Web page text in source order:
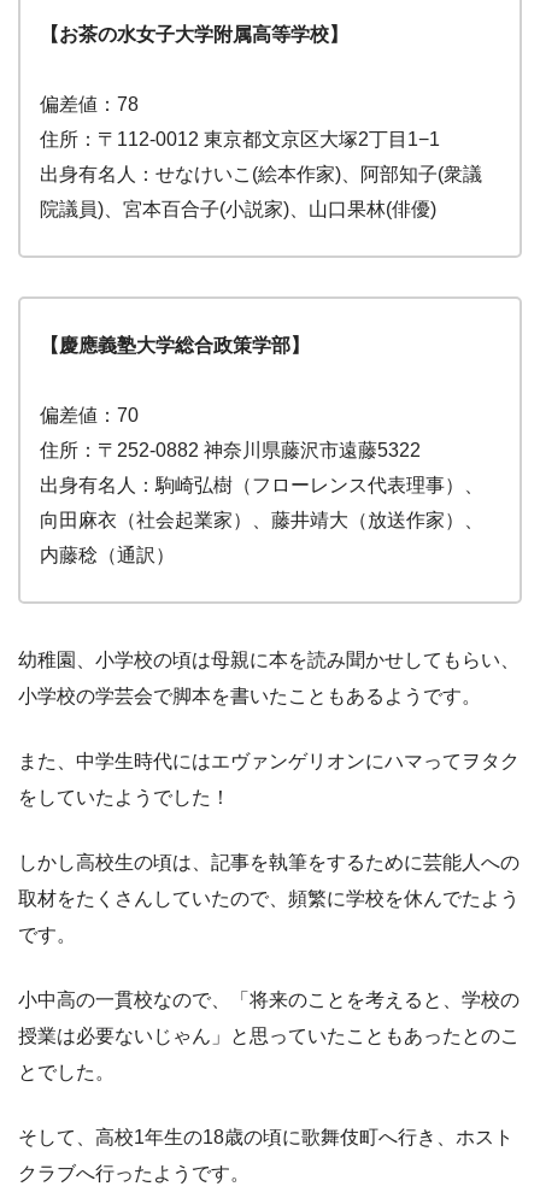
【お茶の水女子大学附属高等学校】
偏差値：78
住所：〒112-0012 東京都文京区大塚2丁目1−1
出身有名人：せなけいこ(絵本作家)、阿部知子(衆議
院議員)、宮本百合子(小説家)、山口果林(俳優)
【慶應義塾大学総合政策学部】
偏差値：70
住所：〒252-0882 神奈川県藤沢市遠藤5322
出身有名人：駒崎弘樹（フローレンス代表理事）、
向田麻衣（社会起業家）、藤井靖大（放送作家）、
内藤稔（通訳）
幼稚園、小学校の頃は母親に本を読み聞かせしてもらい、
小学校の学芸会で脚本を書いたこともあるようです。
また、中学生時代にはエヴァンゲリオンにハマってヲタク
をしていたようでした！
しかし高校生の頃は、記事を執筆をするために芸能人への
取材をたくさんしていたので、頻繁に学校を休んでたよう
です。
小中高の一貫校なので、「将来のことを考えると、学校の
授業は必要ないじゃん」と思っていたこともあったとのこ
とでした。
そして、高校1年生の18歳の頃に歌舞伎町へ行き、ホスト
クラブへ行ったようです。